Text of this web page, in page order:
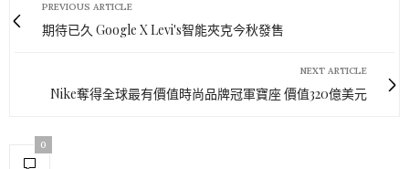
PREVIOUS ARTICLE
期待已久 Google X Levi's智能夾克今秋發售
NEXT ARTICLE
Nike奪得全球最有價值時尚品牌冠軍寶座 價值320億美元
0